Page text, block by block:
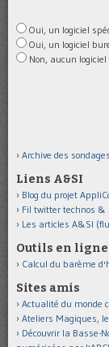
Oui, un logiciel
Oui, un logiciel
Non, aucun logiciel
Archive des sondages
Liens A&SI
Blog du projet
Fil twitter technos &
Les articles A&SI
Outils en ligne
Calcul du barème
Sites amis
Actualité du monde
Ateliers Magiques,
Découvrir la Basse-